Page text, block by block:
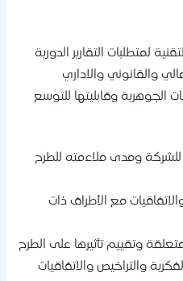
التقارير الدورية
والاداري
وقابليتها للتوسع
ومدى ملاءمته للطرح
مع الأطراف ذات
وتقييم تأثيرها على الطرح
والتراخيص والاتفاقيات